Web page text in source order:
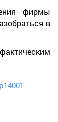
фирмы
в